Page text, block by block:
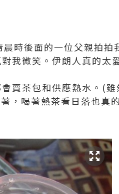
時後面的一位父親拍拍
我微笑。伊朗人真的太
賣茶包和供應熱水。(
，喝著熱茶看日落也真